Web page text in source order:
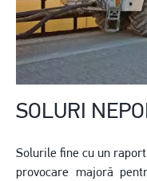
SOLURI
Solurile fine cu un
provocare majoră